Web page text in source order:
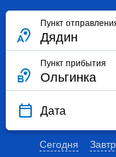
Пункт
Пункт прибытия
Дата
Сегодня